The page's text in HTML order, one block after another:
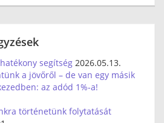
segítség 2026.05.13.
a jövőről – de van egy másik
az adód 1%-a!
történetünk folytatását